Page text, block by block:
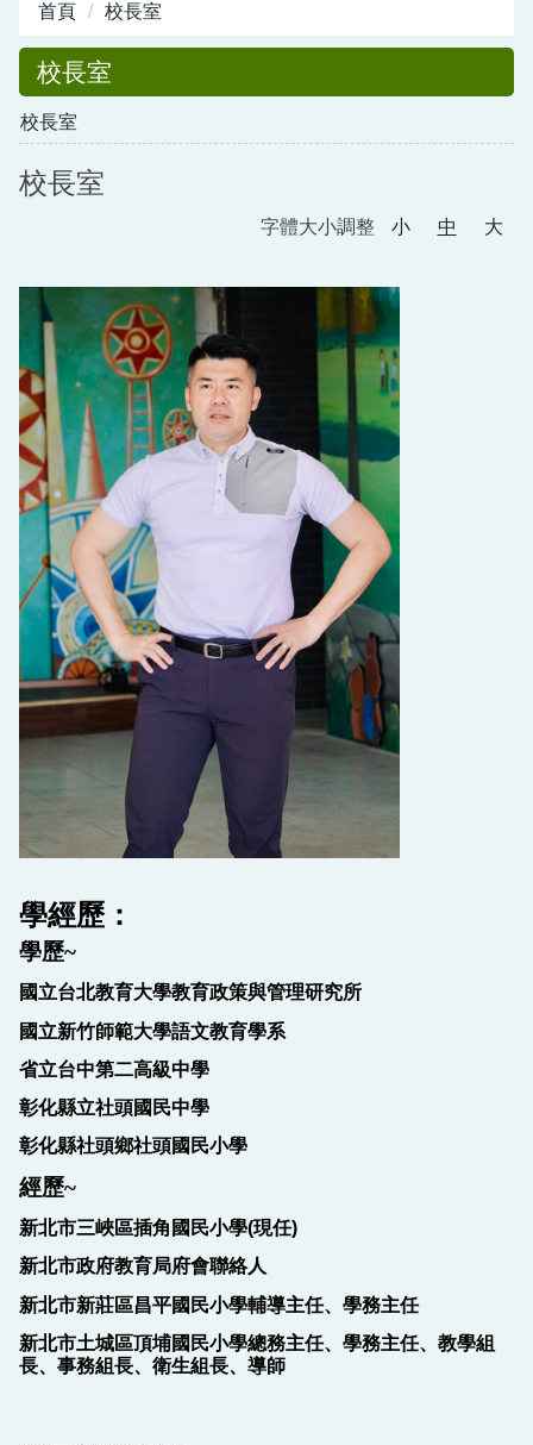
首頁 校長室
校長室
校長室
校長室
字體大小調整 小 中 大
學經歷：
學歷~
國立台北教育大學教育政策與管理研究所
國立新竹師範大學語文教育學系
省立台中第二高級中學
彰化縣立社頭國民中學
彰化縣社頭鄉社頭國民小學
經歷~
新北市三峽區插角國民小學(現任)
新北市政府教育局府會聯絡人
新北市新莊區昌平國民小學輔導主任、學務主任
新北市土城區頂埔國民小學總務主任、學務主任、教學組
長、事務組長、衛生組長、導師